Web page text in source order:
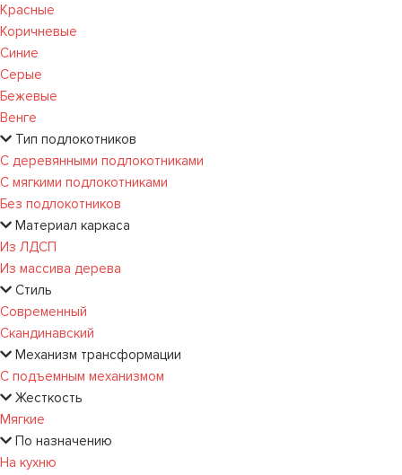
Красные
Коричневые
Синие
Серые
Бежевые
Венге
Тип подлокотников
С деревянными подлокотниками
С мягкими подлокотниками
Без подлокотников
Материал каркаса
Из ЛДСП
Из массива дерева
Стиль
Современный
Скандинавский
Механизм трансформации
С подъемным механизмом
Жесткость
Мягкие
По назначению
На кухню